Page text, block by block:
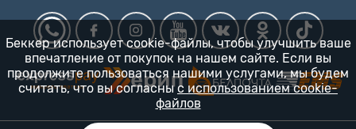
Беккер использует cookie-файлы, чтобы улучшить ваше
впечатление от покупок на нашем сайте. Если вы
продолжите пользоваться нашими услугами, мы будем
считать, что вы согласны с использованием cookie-
файлов